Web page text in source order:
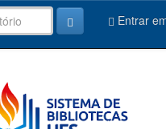
Entrar